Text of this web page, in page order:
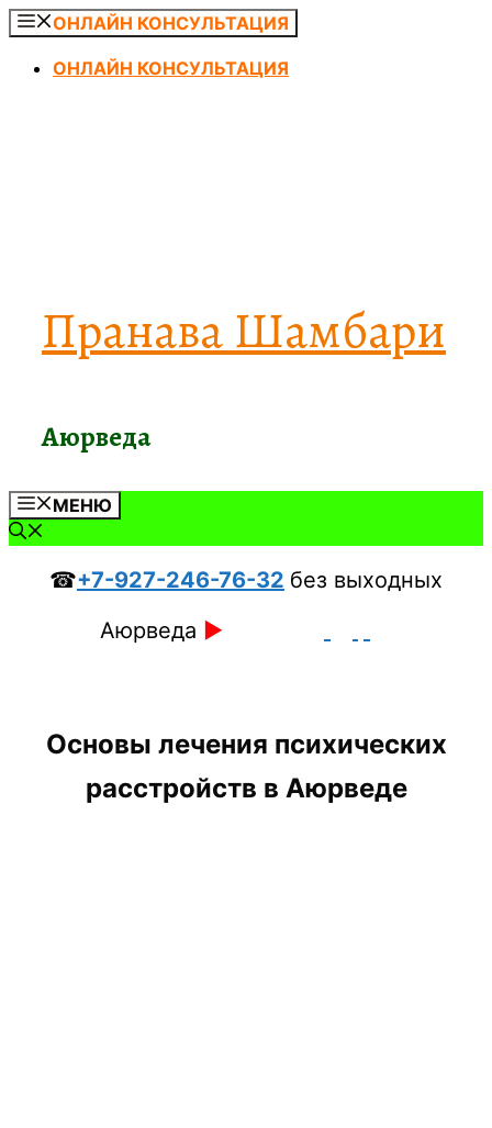
Перейти
содержимому
ОНЛАЙН КОНСУЛЬТАЦИЯ
ОНЛАЙН КОНСУЛЬТАЦИЯ
Пранава Шамбари
Аюрведа
МЕНЮ
☎+7-927-246-76-32 без выходных
Аюрведа ►
Основы лечения психических
расстройств в Аюрведе